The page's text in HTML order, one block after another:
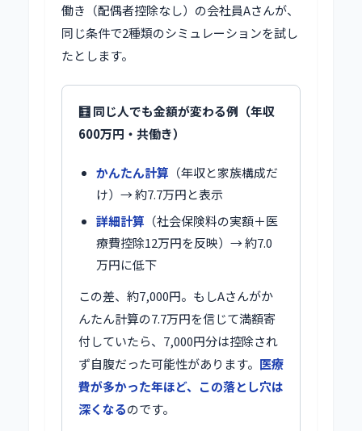
働き（配偶者控除なし）の会社員Aさんが、
同じ条件で2種類のシミュレーションを試し
たとします。
🧮 同じ人でも金額が変わる例（年収
600万円・共働き）
かんたん計算 （年収と家族構成だ
け）→ 約7.7万円と表示
詳細計算 （社会保険料の実額＋医
療費控除12万円を反映）→ 約7.0
万円に低下
この差、約7,000円。もしAさんがか
んたん計算の7.7万円を信じて満額寄
付していたら、7,000円分は控除され
ず自腹だった可能性があります。 医療
費が多かった年ほど、この落とし穴は
深くなるのです。